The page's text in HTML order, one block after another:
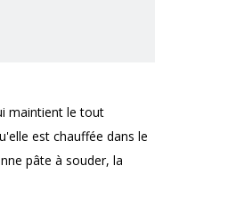
maintient le tout
est chauffée dans le
pâte à souder, la